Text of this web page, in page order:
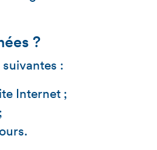
?
:
Internet ;